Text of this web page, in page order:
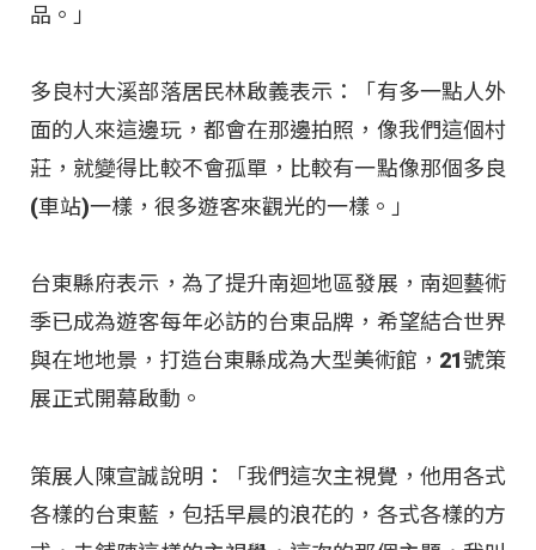
品。」
多良村大溪部落居民林啟義表示：「有多一點人外
面的人來這邊玩，都會在那邊拍照，像我們這個村
莊，就變得比較不會孤單，比較有一點像那個多良
(車站)一樣，很多遊客來觀光的一樣。」
台東縣府表示，為了提升南迴地區發展，南迴藝術
季已成為遊客每年必訪的台東品牌，希望結合世界
與在地地景，打造台東縣成為大型美術館，21號策
展正式開幕啟動。
策展人陳宣誠說明：「我們這次主視覺，他用各式
各樣的台東藍，包括早晨的浪花的，各式各樣的方